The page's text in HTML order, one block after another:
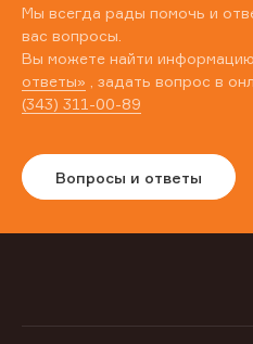
Мы всегда рады помочь и
вас вопросы.
Вы можете найти
ответы» , задать вопрос в
(343) 311-00-89
Вопросы и ответы